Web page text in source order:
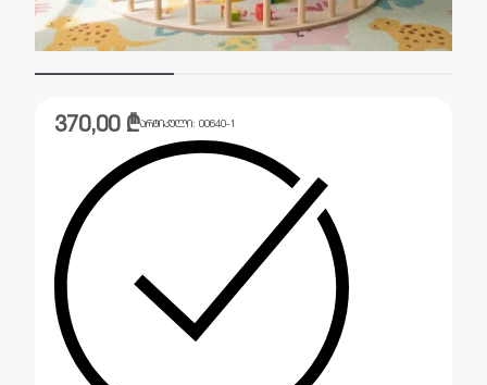
370,00 ₾არტიკული: 00640-1